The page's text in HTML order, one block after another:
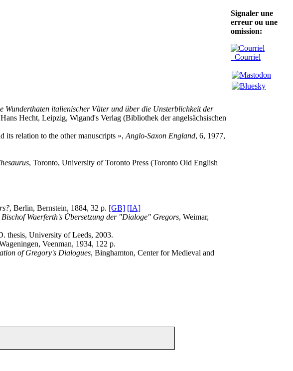
Wunderthaten italienischer Väter und über die Unsterblichkeit der
Hecht, Leipzig, Wigand's Verlag (Bibliothek der angelsächsischen
its relation to the other manuscripts », Anglo-Saxon England, 6, 1977,
, Toronto, University of Toronto Press (Toronto Old English
, Berlin, Bernstein, 1884, 32 p. [GB] [IA]
Waerferth's Übersetzung der "Dialoge" Gregors, Weimar,
thesis, University of Leeds, 2003.
Veenman, 1934, 122 p.
of Gregory's Dialogues, Binghamton, Center for Medieval and
Signaler une
erreur ou une
omission:
Courriel